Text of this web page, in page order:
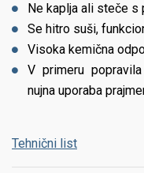
Ne kaplja ali steče s
Se hitro suši,
Visoka kemična
V primeru
nujna uporaba
Tehnični list